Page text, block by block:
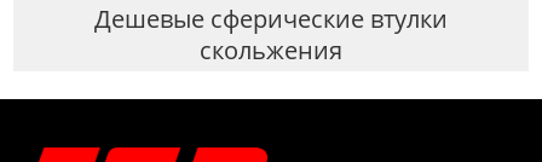
Дешевые сферические втулки
скольжения